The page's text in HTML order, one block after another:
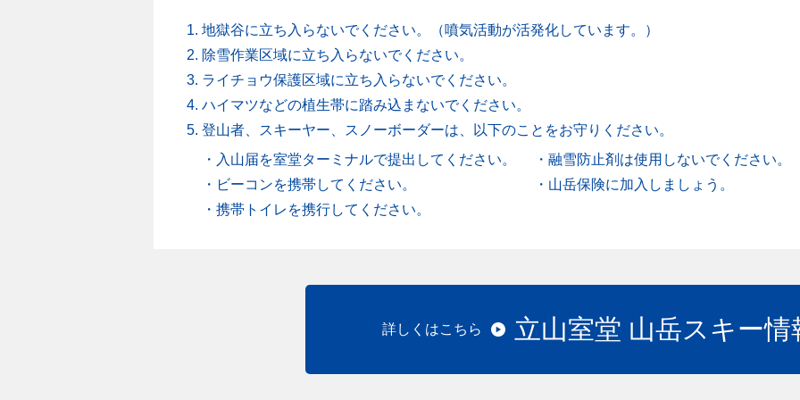
地獄谷に立ち入らないでください。（噴気活動が活発化しています。）
除雪作業区域に立ち入らないでください。
ライチョウ保護区域に立ち入らないでください。
ハイマツなどの植生帯に踏み込まないでください。
登山者、スキーヤー、スノーボーダーは、以下のことをお守りください。
・入山届を室堂ターミナルで提出してください。
・ビーコンを携帯してください。
・携帯トイレを携行してください。
・融雪防止剤は使用しないでください。
・山岳保険に加入しましょう。
詳しくはこちら 立山室堂 山岳スキー情